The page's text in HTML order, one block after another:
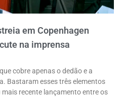
em Copenhagen
na imprensa
cobre apenas o dedão e a
Bastaram esses três elementos
recente lançamento entre os